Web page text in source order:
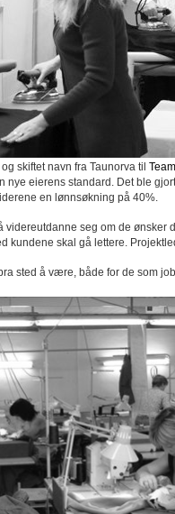
skiftet navn fra Taunorva til
nye eierens standard. Det ble
en lønnsøkning på 40%.
videreutdanne seg om de
kundene skal gå lettere.
sted å være, både for de som